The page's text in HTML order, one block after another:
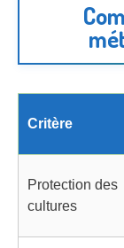
Critère
Protection des
cultures